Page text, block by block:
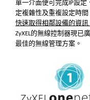
單一介面便可完成IP設定
定複雜性及重複設定時間
快速取得相鄰設備的資
ZyXEL的無線控制器現已
最佳的無線管理方案。